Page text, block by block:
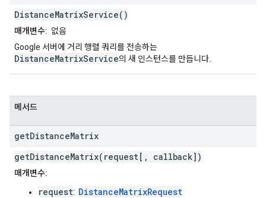
DistanceMatrixService()
매개변수: 없음
Google 서버에 거리 행렬 쿼리를 전송하는
DistanceMatrixService의 새 인스턴스를 만듭니다.
메서드
getDistanceMatrix
getDistanceMatrix(request[, callback])
매개변수:
request: DistanceMatrixRequest